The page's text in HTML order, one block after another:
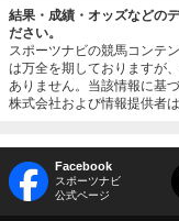
結果・成績・オッズなどの
ださい。
スポーツナビの競馬コンテ
は万全を期しておりますが
ありません。当該情報に基
株式会社および情報提供者
Facebook
スポーツナビ
公式ページ